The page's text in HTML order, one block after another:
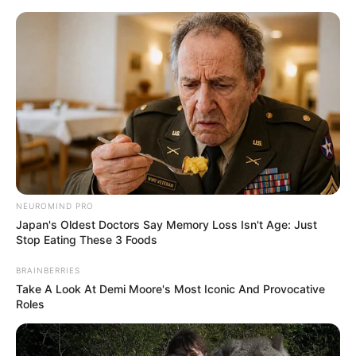
Heidelberg - Platz vor der Alten Universität
Heidelberg Veranstaltungen Hotels
«zurück Heidelberg weiter»
NEUROMIND PRO
Japan's Oldest Doctors Say Memory Loss Isn't Age: Just
Stop Eating These 3 Foods
BRAINBERRIES
Take A Look At Demi Moore's Most Iconic And Provocative
Roles